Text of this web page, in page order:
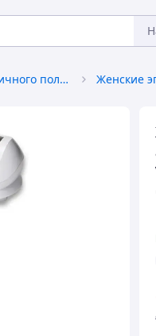
Бытовая техника для личного пользования